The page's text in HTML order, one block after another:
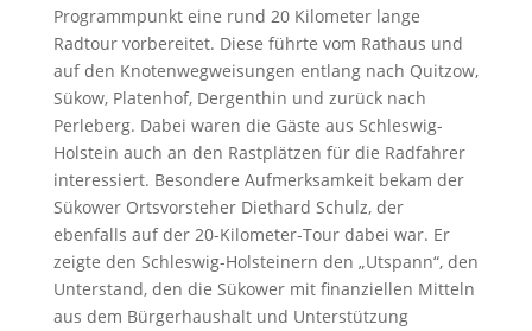
Programmpunkt eine rund 20 Kilometer lange
Radtour vorbereitet. Diese führte vom Rathaus und
auf den Knotenwegweisungen entlang nach Quitzow,
Sükow, Platenhof, Dergenthin und zurück nach
Perleberg. Dabei waren die Gäste aus Schleswig-
Holstein auch an den Rastplätzen für die Radfahrer
interessiert. Besondere Aufmerksamkeit bekam der
Sükower Ortsvorsteher Diethard Schulz, der
ebenfalls auf der 20-Kilometer-Tour dabei war. Er
zeigte den Schleswig-Holsteinern den „Utspann“, den
Unterstand, den die Sükower mit finanziellen Mitteln
aus dem Bürgerhaushalt und Unterstützung